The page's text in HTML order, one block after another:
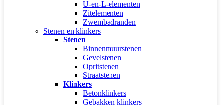
U-en-L-elementen
Zitelementen
Zwembadranden
Stenen en klinkers
Stenen
Binnenmuurstenen
Gevelstenen
Opritstenen
Straatstenen
Klinkers
Betonklinkers
Gebakken klinkers